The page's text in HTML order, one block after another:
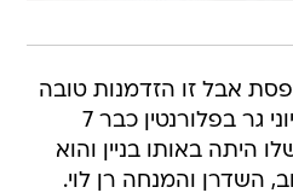
אבל זו הזדמנות טובה
לדבר קצת על השכונה. יוני גר בפלורנטין כבר 7
היתה באותו בניין והוא
השדרן והמנחה רן לוי.